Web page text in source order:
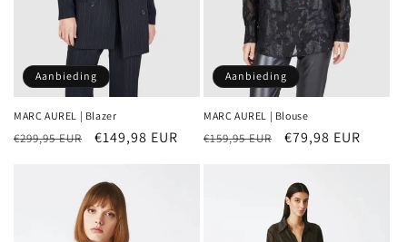
Aanbieding
MARC AUREL | Blazer
Normale
€299,95 EUR Aanbiedingsprijs
€149,98 EUR
Aanbieding
MARC AUREL | Blouse
Normale
€159,95 EUR Aanbiedingsprijs
€79,98 EUR